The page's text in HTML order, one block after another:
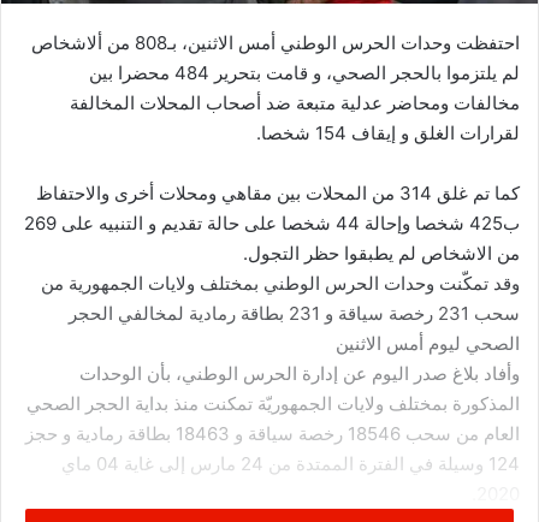
احتفظت وحدات الحرس الوطني أمس الاثنين، بـ808 من ألاشخاص
لم يلتزموا بالحجر الصحي، و قامت بتحرير 484 محضرا بين
مخالفات ومحاضر عدلية متبعة ضد أصحاب المحلات المخالفة
لقرارات الغلق و إيقاف 154 شخصا.
كما تم غلق 314 من المحلات بين مقاهي ومحلات أخرى والاحتفاظ
ب425 شخصا وإحالة 44 شخصا على حالة تقديم و التنبيه على 269
من الاشخاص لم يطبقوا حظر التجول.
وقد تمكّنت وحدات الحرس الوطني بمختلف ولايات الجمهورية من
سحب 231 رخصة سياقة و 231 بطاقة رمادية لمخالفي الحجر
الصحي ليوم أمس الاثنين
وأفاد بلاغ صدر اليوم عن إدارة الحرس الوطني، بأن الوحدات
المذكورة بمختلف ولايات الجمهوريّة تمكنت منذ بداية الحجر الصحي
العام من سحب 18546 رخصة سياقة و 18463 بطاقة رمادية و حجز
124 وسيلة في الفترة الممتدة من 24 مارس إلى غاية 04 ماي